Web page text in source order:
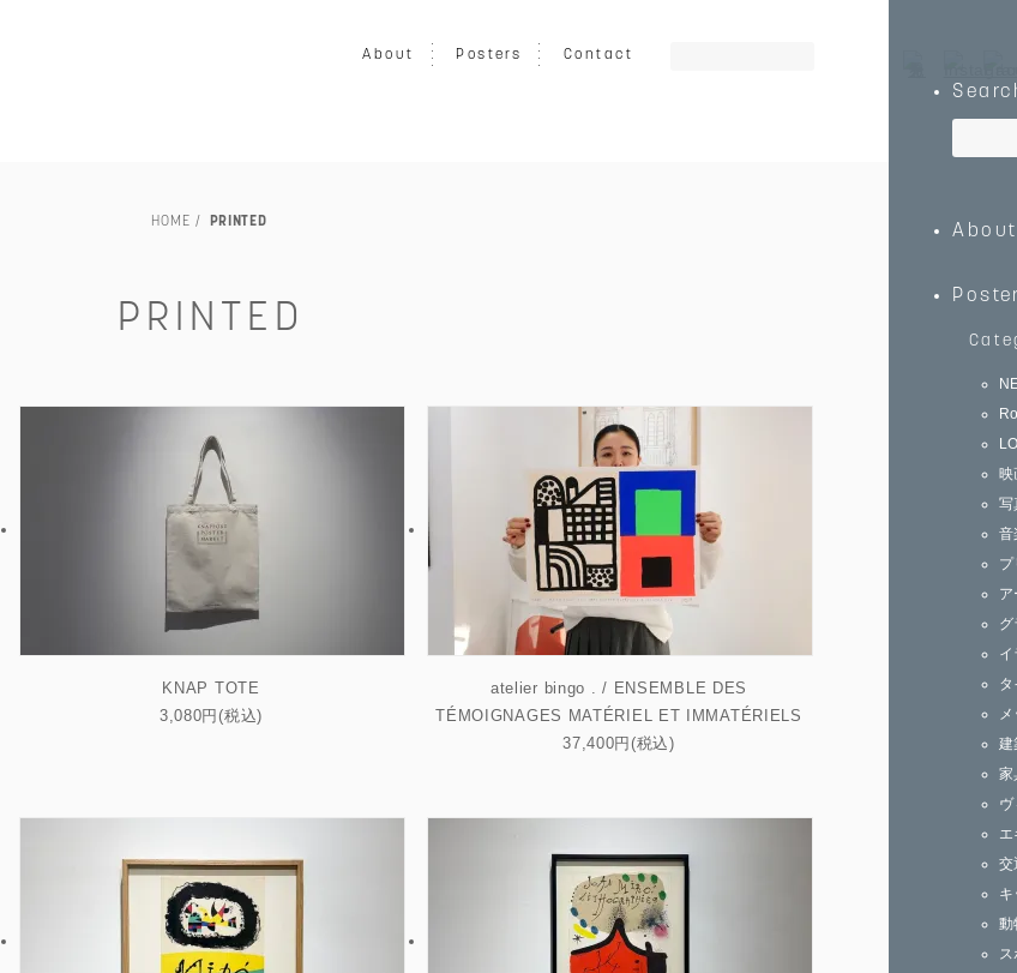
About Posters
その他 未額装
￥150,000～
横長サイズ
Contact
About
写
音
建
家
交
動
HOME PRINTED
PRINTED
KNAP TOTE
3,080円(税込)
atelier bingo . / ENSEMBLE DES
TÉMOIGNAGES MATÉRIEL ET IMMATÉRIELS
37,400円(税込)